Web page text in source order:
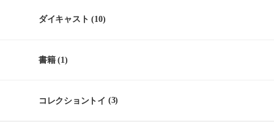
ダイキャスト (10)
書籍(1)
コレクショントイ (3)